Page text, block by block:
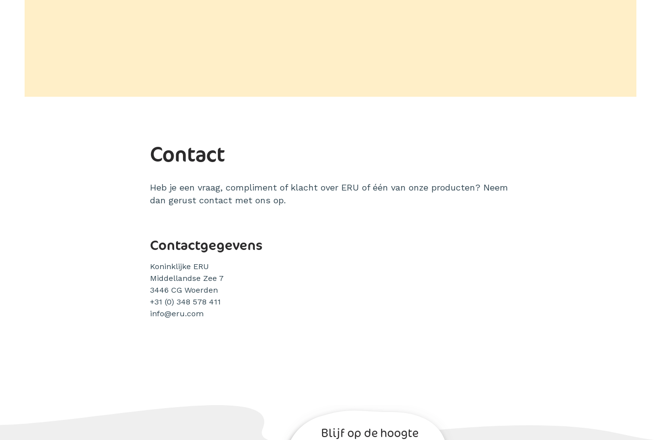
Contact
Heb je een vraag, compliment of klacht over ERU of één van onze producten? Neem
dan gerust contact met ons op.
Contactgegevens
Koninklijke ERU
Middellandse Zee 7
3446 CG Woerden
+31 (0) 348 578 411
info@eru.com
Blijf op de hoogte